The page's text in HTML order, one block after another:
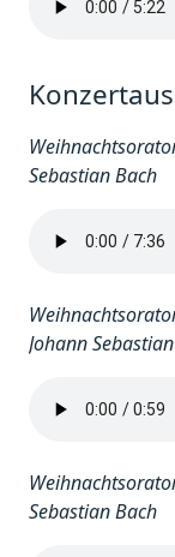
Sebastian Bach
Johann
Sebastian Bach